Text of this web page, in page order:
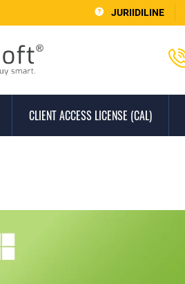
JURIIDILINE
CLIENT ACCESS LICENSE (CAL)